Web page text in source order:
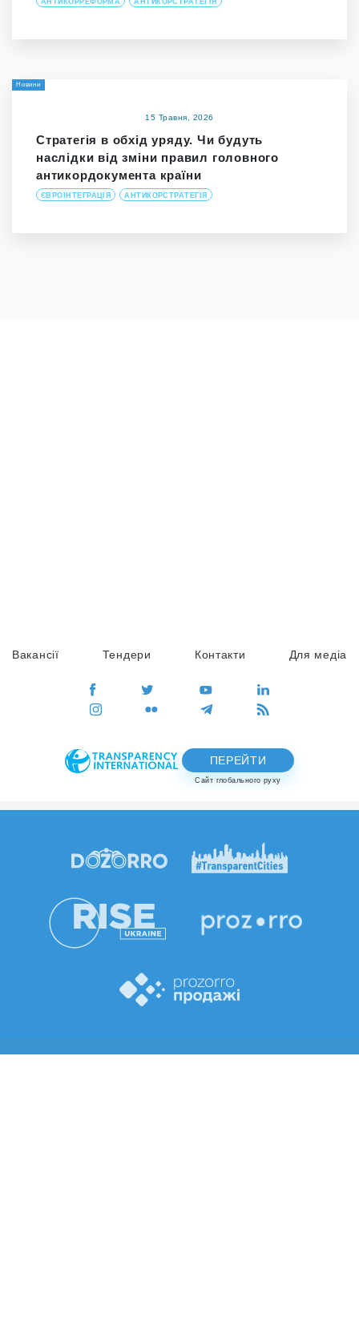
АНТИКОРРЕФОРМА АНТИКОРСТРАТЕГІЯ
Новини
15 Травня, 2026
Стратегія в обхід уряду. Чи будуть
наслідки від зміни правил головного
антикордокумента країни
ЄВРОІНТЕГРАЦІЯ АНТИКОРСТРАТЕГІЯ
Вакансії Тендери Контакти Для медіа
ПЕРЕЙТИ
Сайт глобального руху